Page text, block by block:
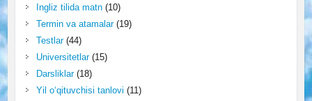
Ingliz tilida matn(10)
Termin va atamalar(19)
Testlar(44)
Universitetlar(15)
Darsliklar(18)
Yil o‘qituvchisi tanlovi (11)